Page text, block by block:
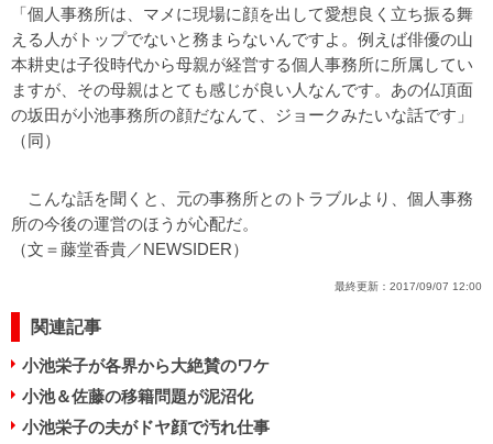
「個人事務所は、マメに現場に顔を出して愛想良く立ち振る舞
える人がトップでないと務まらないんですよ。例えば俳優の山
本耕史は子役時代から母親が経営する個人事務所に所属してい
ますが、その母親はとても感じが良い人なんです。あの仏頂面
の坂田が小池事務所の顔だなんて、ジョークみたいな話です」
（同）
こんな話を聞くと、元の事務所とのトラブルより、個人事務
所の今後の運営のほうが心配だ。
（文＝藤堂香貴／NEWSIDER）
最終更新： 2017/09/07 12:00
関連記事
小池栄子が各界から大絶賛のワケ
小池＆佐藤の移籍問題が泥沼化
小池栄子の夫がドヤ顔で汚れ仕事